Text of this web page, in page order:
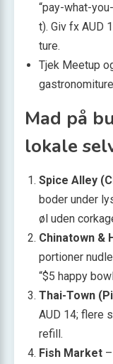
“pay-what-
t). Giv fx AUD
ture.
Tjek Meetup
Mad på
lokale
Spice Alley
boder under
øl uden
Chinatown &
portioner
“$5 happy
Thai-Town
AUD 14; flere
refill.
Fish Market